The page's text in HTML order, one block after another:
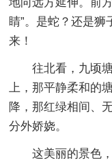
睛”。是蛇？还是
来！
往北看，九顷
上，那平静柔和的
降，那红绿相间、
分外娇娆。
这美丽的景色